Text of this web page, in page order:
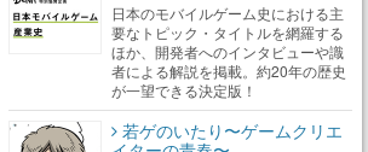
日本のモバイルゲーム史における主
要なトピック・タイトルを網羅する
ほか、開発者へのインタビューや識
者による解説を掲載。約20年の歴史
が一望できる決定版！
若ゲのいたり〜ゲームクリエ